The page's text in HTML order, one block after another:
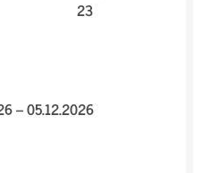
23
– 05.12.2026